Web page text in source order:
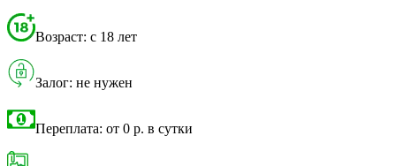
Возраст: с 18 лет
Залог: не нужен
Переплата: от 0 р. в сутки